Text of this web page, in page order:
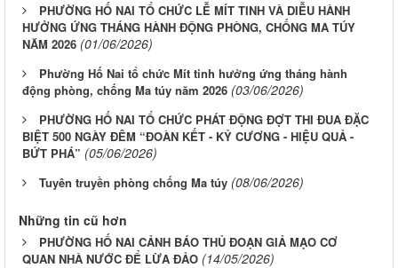
PHƯỜNG HỐ NAI TỔ CHỨC LỄ MÍT TINH VÀ DIỄU HÀNH
HƯỞNG ỨNG THÁNG HÀNH ĐỘNG PHÒNG, CHỐNG MA TÚY
NĂM 2026 (01/06/2026)
Phường Hố Nai tổ chức Mít tinh hưởng ứng tháng hành
động phòng, chống Ma túy năm 2026 (03/06/2026)
PHƯỜNG HỐ NAI TỔ CHỨC PHÁT ĐỘNG ĐỢT THI ĐUA ĐẶC
BIỆT 500 NGÀY ĐÊM “ĐOÀN KẾT - KỶ CƯƠNG - HIỆU QUẢ -
BỨT PHÁ” (05/06/2026)
Tuyên truyền phòng chống Ma túy (08/06/2026)
Những tin cũ hơn
PHƯỜNG HỐ NAI CẢNH BÁO THỦ ĐOẠN GIẢ MẠO CƠ
QUAN NHÀ NƯỚC ĐỂ LỪA ĐẢO (14/05/2026)